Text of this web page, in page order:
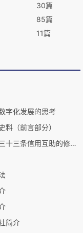
30篇
85篇
11篇
字化发展的思考
料（前言部分）
对地方金融管理条例第三十三条信用互助的修改建议
简介